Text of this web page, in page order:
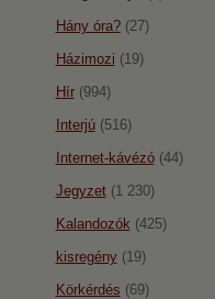
Hány óra?(27)
Házimozi (19)
Hír(994)
Interjú(516)
Internet-kávézó(44)
Jegyzet(1 230)
Kalandozók (425)
kisregény(19)
Körkérdés (69)